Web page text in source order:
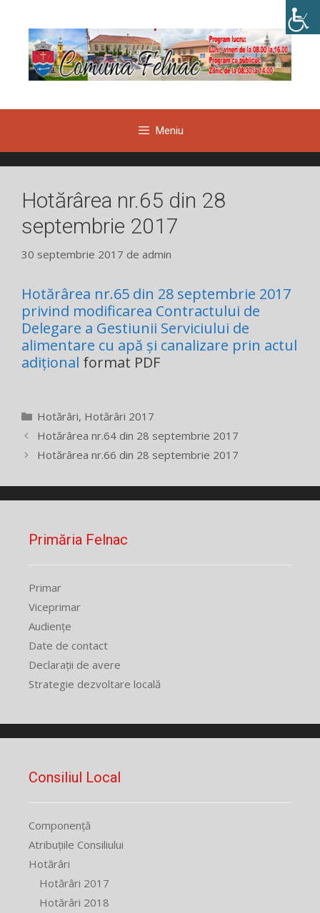
conținut
Meniu
Hotărârea nr.65 din 28
septembrie 2017
30 septembrie 2017 de admin
Hotărârea nr.65 din 28 septembrie 2017
privind modificarea Contractului de
Delegare a Gestiunii Serviciului de
alimentare cu apă și canalizare prin actul
adițional format PDF
Categorii
Hotărâri, Hotărâri 2017
Hotărârea nr.64 din 28 septembrie 2017
Hotărârea nr.66 din 28 septembrie 2017
Primăria Felnac
Primar
Viceprimar
Audiențe
Date de contact
Declarații de avere
Strategie dezvoltare locală
Consiliul Local
Componență
Atribuțiile Consiliului
Hotărâri
Hotărâri 2017
Hotărâri 2018